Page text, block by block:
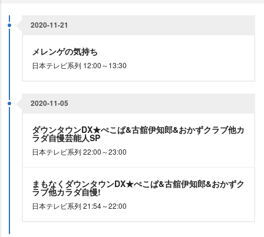
2020-11-21
メレンゲの気持ち
日本テレビ系列 12:00～13:30
2020-11-05
ダウンタウンDX★ぺこぱ&古舘伊知郎&おかずクラブ他カ
ラダ自慢芸能人SP
日本テレビ系列 22:00～23:00
まもなくダウンタウンDX★ぺこぱ&古舘伊知郎&おかずク
ラブ他カラダ自慢!
日本テレビ系列 21:54～22:00